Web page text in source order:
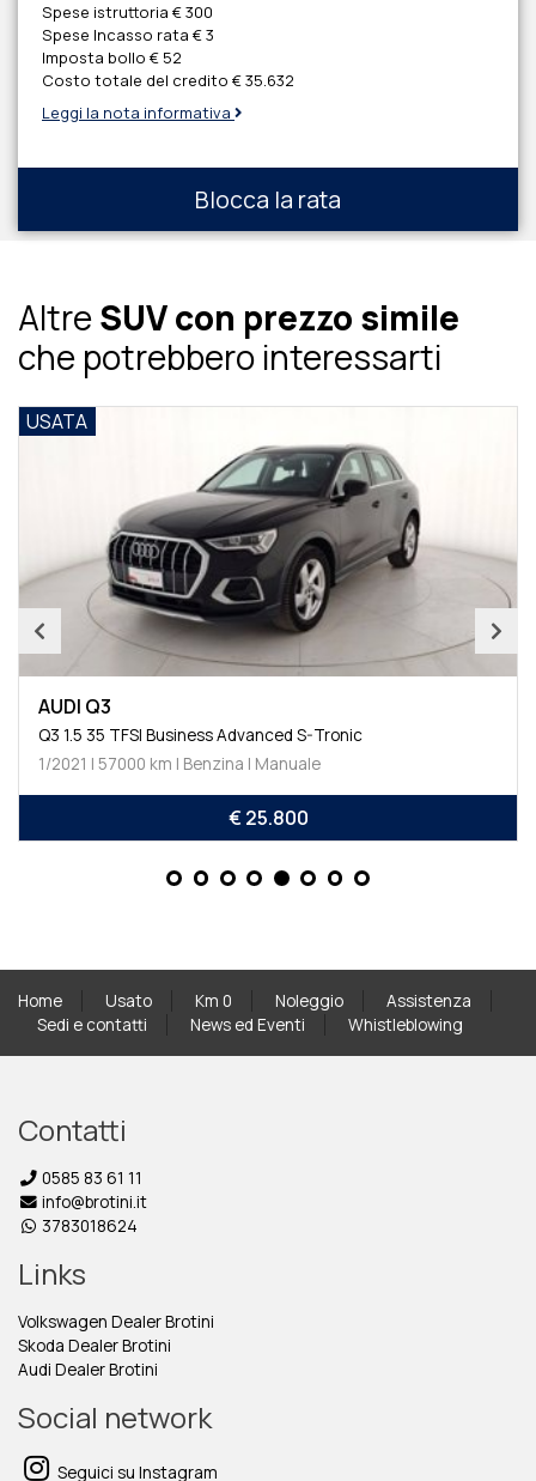
Spese istruttoria € 300
Spese Incasso rata € 3
Imposta bollo € 52
Costo totale del credito € 35.632
Leggi la nota informativa
Blocca la rata
AltreSUV con prezzo simile
che potrebbero interessarti
USATA
AUDI Q3
Q3 1.5 35 TFSI Business Advanced S-Tronic
1/2021 | 57000 km | Benzina | Manuale
€ 25.800
Home Usato Km 0 Noleggio
Assistenza
Sedi e contatti
News ed Eventi Whistleblowing
Contatti
0585 83 61 11
info@brotini.it
3783018624
Links
Volkswagen Dealer Brotini
Skoda Dealer Brotini
Audi Dealer Brotini
Social network
Seguici su Instagram